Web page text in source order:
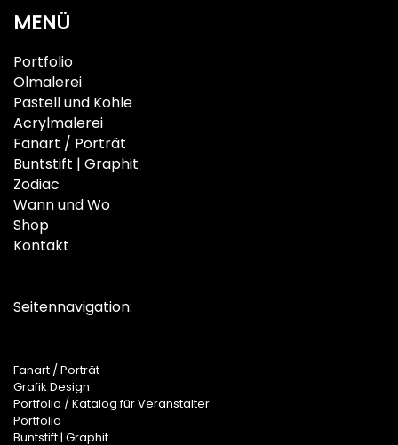
MENÜ
Portfolio
Ölmalerei
Pastell und Kohle
Acrylmalerei
Fanart / Porträt
Buntstift | Graphit
Zodiac
Wann und Wo
Shop
Kontakt
Seitennavigation:
Fanart / Porträt
Grafik Design
Portfolio / Katalog für Veranstalter
Portfolio
Buntstift | Graphit